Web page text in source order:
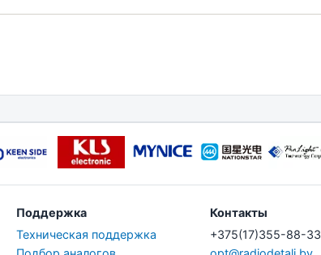
Поддержка
Техническая поддержка
Контакты
+375(17)355-88-33